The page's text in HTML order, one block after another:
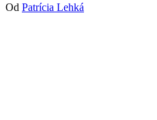
Od Patrícia Lehká